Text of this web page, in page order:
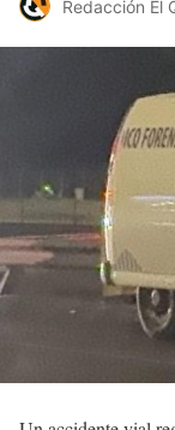
Redacción El